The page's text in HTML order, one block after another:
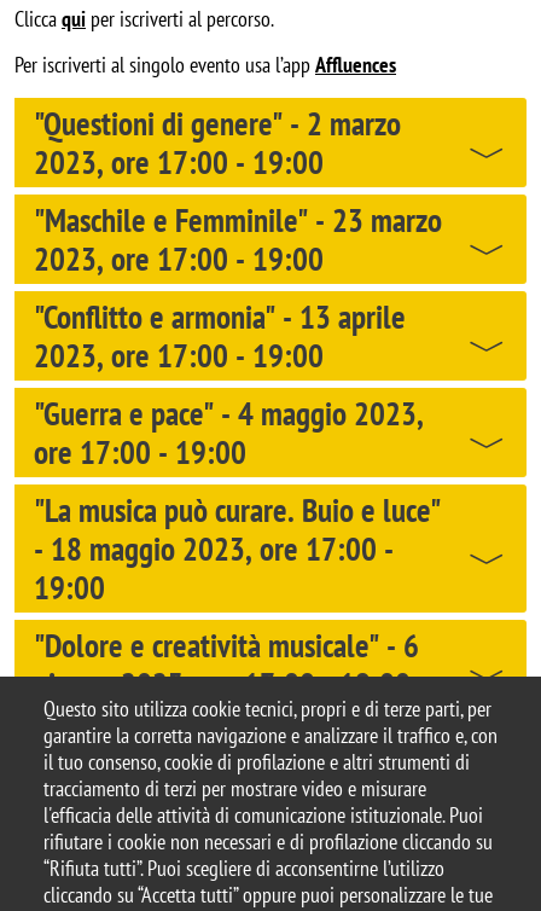
Questo sito utilizza cookie tecnici, propri e di terze parti, per
garantire la corretta navigazione e analizzare il traffico e, con
il tuo consenso, cookie di profilazione e altri strumenti di
tracciamento di terzi per mostrare video e misurare
l'efficacia delle attività di comunicazione istituzionale. Puoi
rifiutare i cookie non necessari e di profilazione cliccando su
“Rifiuta tutti”. Puoi scegliere di acconsentirne l’utilizzo
cliccando su “Accetta tutti” oppure puoi personalizzare le tue
Cliccaqui per iscriverti al percorso.
Per iscriverti al singolo evento usa l’appAffluences
"Questioni di genere" - 2 marzo
2023, ore 17:00 - 19:00
"Maschile e Femminile" - 23 marzo
2023, ore 17:00 - 19:00
"Conflitto e armonia" - 13 aprile
2023, ore 17:00 - 19:00
"Guerra e pace" - 4 maggio 2023,
ore 17:00 - 19:00
"La musica può curare. Buio e luce"
- 18 maggio 2023, ore 17:00 -
19:00
"Dolore e creatività musicale" - 6
giugno 2023, ore 17:00 - 19:00
© 2025 Biblioteca di Ateneo – Università degli
Studi di Milano-Bicocca
Piazza dell'Ateneo Nuovo, 1 - 20126, Milano
Casella PEC:ateneo.bicocca@pec.unimib.it